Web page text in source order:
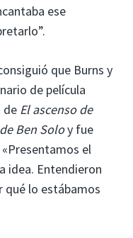
ese
que Burns y
de película
de El ascenso de
Ben Soloy fue
el
idea. Entendieron
lo estábamos